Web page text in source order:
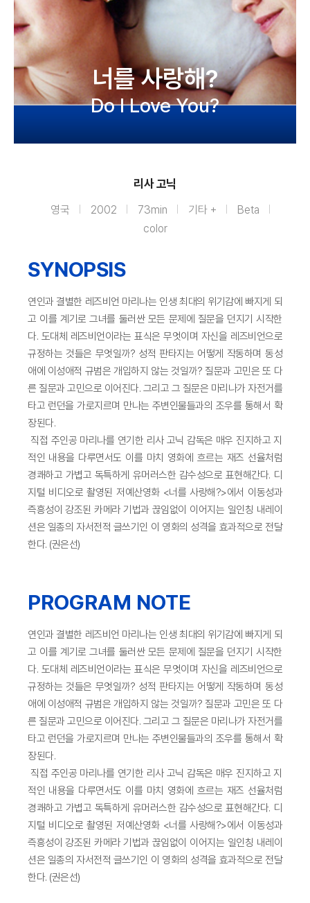
너를 사랑해?
Do I Love You?
리사 고닉
영국 2002 73min 기타 +
Beta
color
SYNOPSIS
연인과 결별한 레즈비언 마리나는 인생 최대의 위기감에 빠지게 되
고 이를 계기로 그녀를 둘러싼 모든 문제에 질문을 던지기 시작한
다. 도대체 레즈비언이라는 표식은 무엇이며 자신을 레즈비언으로
규정하는 것들은 무엇일까? 성적 판타지는 어떻게 작동하며 동성
애에 이성애적 규범은 개입하지 않는 것일까? 질문과 고민은 또 다
른 질문과 고민으로 이어진다. 그리고 그 질문은 마리나가 자전거를
타고 런던을 가로지르며 만나는 주변인물들과의 조우를 통해서 확
장된다.
직접 주인공 마리나를 연기한 리사 고닉 감독은 매우 진지하고 지
적인 내용을 다루면서도 이를 마치 영화에 흐르는 재즈 선율처럼
경쾌하고 가볍고 독특하게 유머러스한 감수성으로 표현해간다. 디
지털 비디오로 촬영된 저예산영화 <너를 사랑해?>에서 이동성과
즉흥성이 강조된 카메라 기법과 끊임없이 이어지는 일인칭 내레이
션은 일종의 자서전적 글쓰기인 이 영화의 성격을 효과적으로 전달
한다. (권은선)
PROGRAM NOTE
연인과 결별한 레즈비언 마리나는 인생 최대의 위기감에 빠지게 되
고 이를 계기로 그녀를 둘러싼 모든 문제에 질문을 던지기 시작한
다. 도대체 레즈비언이라는 표식은 무엇이며 자신을 레즈비언으로
규정하는 것들은 무엇일까? 성적 판타지는 어떻게 작동하며 동성
애에 이성애적 규범은 개입하지 않는 것일까? 질문과 고민은 또 다
른 질문과 고민으로 이어진다. 그리고 그 질문은 마리나가 자전거를
타고 런던을 가로지르며 만나는 주변인물들과의 조우를 통해서 확
장된다.
직접 주인공 마리나를 연기한 리사 고닉 감독은 매우 진지하고 지
적인 내용을 다루면서도 이를 마치 영화에 흐르는 재즈 선율처럼
경쾌하고 가볍고 독특하게 유머러스한 감수성으로 표현해간다. 디
지털 비디오로 촬영된 저예산영화 <너를 사랑해?>에서 이동성과
즉흥성이 강조된 카메라 기법과 끊임없이 이어지는 일인칭 내레이
션은 일종의 자서전적 글쓰기인 이 영화의 성격을 효과적으로 전달
한다. (권은선)